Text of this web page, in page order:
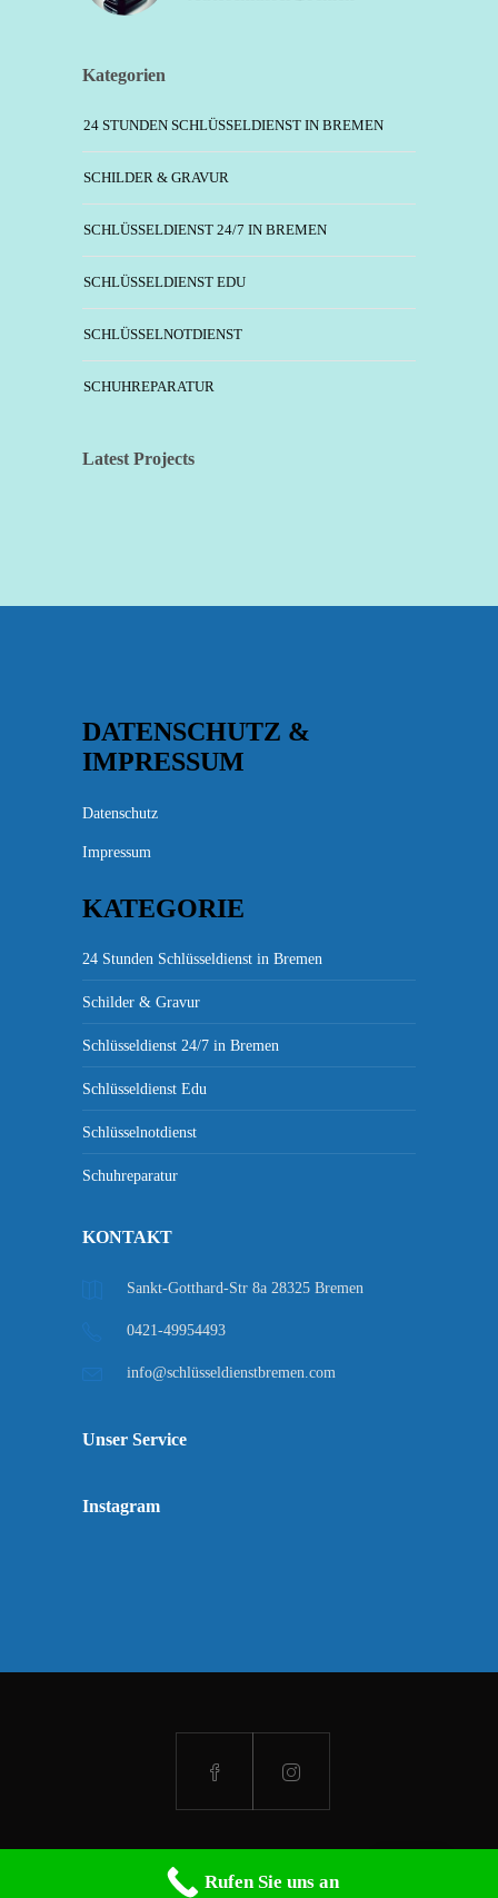
Kategorien
24 STUNDEN SCHLÜSSELDIENST IN BREMEN
SCHILDER & GRAVUR
SCHLÜSSELDIENST 24/7 IN BREMEN
SCHLÜSSELDIENST EDU
SCHLÜSSELNOTDIENST
SCHUHREPARATUR
Latest Projects
DATENSCHUTZ &
IMPRESSUM
Datenschutz
Impressum
KATEGORIE
24 Stunden Schlüsseldienst in Bremen
Schilder & Gravur
Schlüsseldienst 24/7 in Bremen
Schlüsseldienst Edu
Schlüsselnotdienst
Schuhreparatur
KONTAKT
Sankt-Gotthard-Str 8a 28325 Bremen
0421-49954493
info@schlüsseldienstbremen.com
Unser Service
Instagram
Rufen Sie uns an